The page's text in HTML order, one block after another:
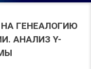
ГЕНЕАЛОГИЮ
АНАЛИЗ Y-